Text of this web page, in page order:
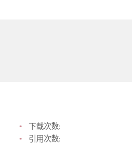
下载次数:
引用次数: